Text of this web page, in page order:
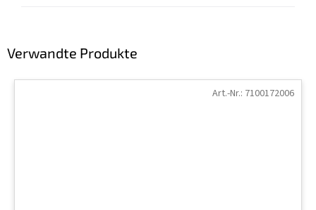
Verwandte Produkte
Art.-Nr.: 7100172006